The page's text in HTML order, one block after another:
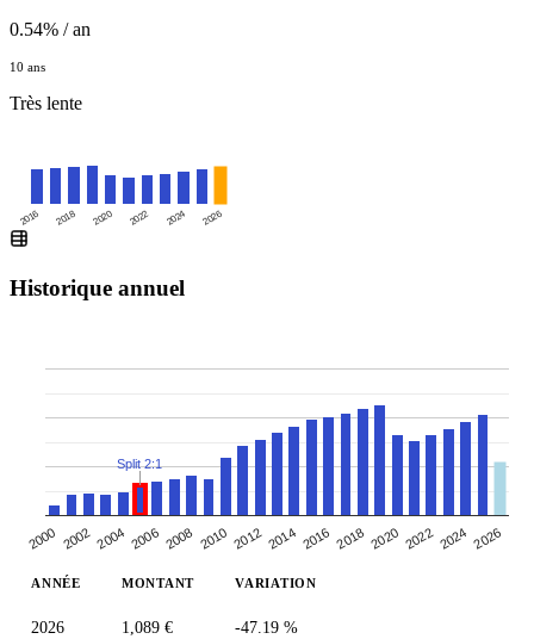
0.54% / an
10 ans
Très lente
2016 2018 2020 2022 2024 2026
Historique annuel
2000 2002 2004 2006 2008 2010 2012 2014 2016 2018 2020 2022 2024 2026
Split 2:1
ANNÉE MONTANT VARIATION
2026 1,089 € -47.19 %